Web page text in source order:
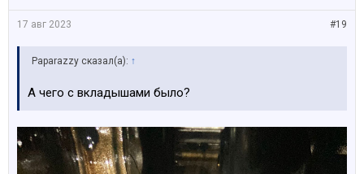
#19
17 авг 2023
Paparazzy сказал(а): ↑
А чего с вкладышами было?